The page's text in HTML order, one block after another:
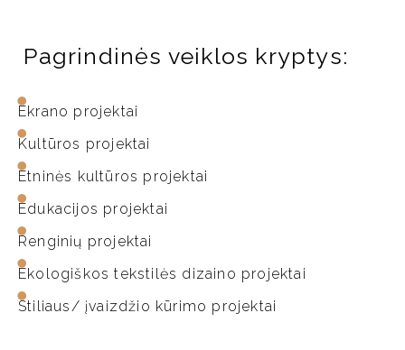
Pagrindinės veiklos kryptys:
Ekrano projektai
Kultūros projektai
Etninės kultūros projektai
Edukacijos projektai
Renginių projektai
Ekologiškos tekstilės dizaino projektai
Stiliaus/ įvaizdžio kūrimo projektai